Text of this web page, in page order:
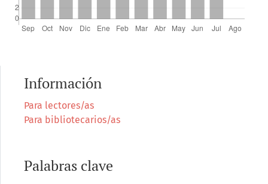
Información
Para lectores/as
Para bibliotecarios/as
Palabras clave